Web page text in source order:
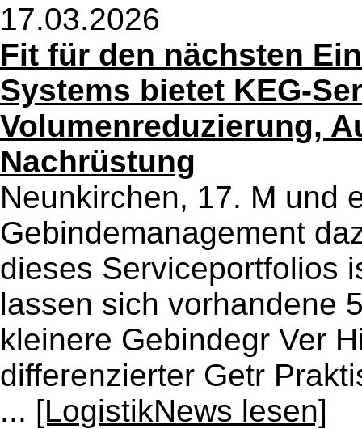
17.03.2026
Fit für den nächsten
Systems bietet KEG-
Volumenreduzierung,
Nachrüstung
Neunkirchen, 17. M und
Gebindemanagement
dieses Serviceportfolios
lassen sich vorhandene
kleinere Gebindegr Ver
differenzierter Getr
... [LogistikNews lesen]